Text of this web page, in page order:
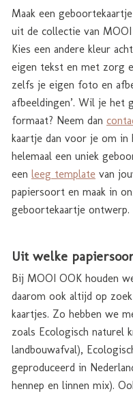
Maak een
uit de collectie van MOOI
Kies een andere kleur
eigen tekst en met zorg
zelfs je eigen foto en
afbeeldingen’. Wil je het
formaat? Neem dan
kaartje dan voor je om
helemaal een uniek
een leeg template van
papiersoort en maak in
geboortekaartje ontwerp.
Uit welke
Bij MOOI OOK houden
daarom ook altijd op
kaartjes. Zo hebben we
zoals Ecologisch naturel
landbouwafval),
geproduceerd in
hennep en linnen mix).